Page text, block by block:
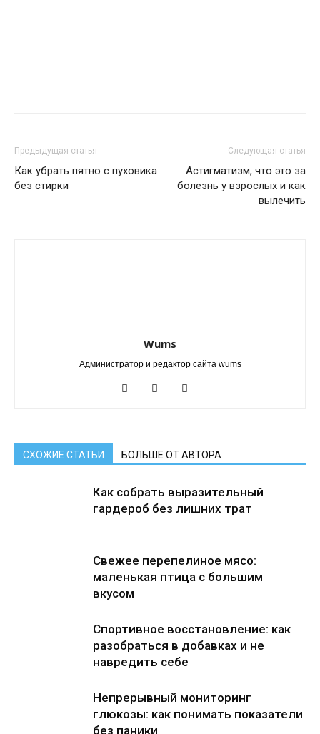
Предыдущая статья
Как убрать пятно с пуховика
без стирки
Следующая статья
Астигматизм, что это за
болезнь у взрослых и как
вылечить
Wums
Администратор и редактор сайта wums
СХОЖИЕ СТАТЬИ БОЛЬШЕ ОТ АВТОРА
Как собрать выразительный
гардероб без лишних трат
Свежее перепелиное мясо:
маленькая птица с большим
вкусом
Спортивное восстановление: как
разобраться в добавках и не
навредить себе
Непрерывный мониторинг
глюкозы: как понимать показатели
без паники